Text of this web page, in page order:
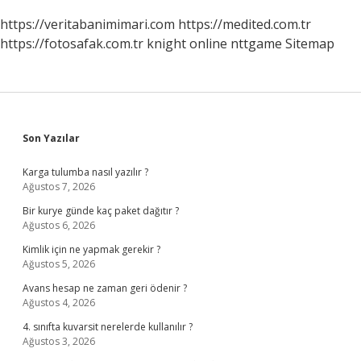
Yağ
Arasındaki
https://veritabanimimari.com https://medited.com.tr
https://fotosafak.com.tr knight online nttgame Sitemap
Sidebar
Son Yazılar
Karga tulumba nasıl yazılır ?
Ağustos 7, 2026
Bir kurye günde kaç paket dağıtır ?
Ağustos 6, 2026
Kimlik için ne yapmak gerekir ?
Ağustos 5, 2026
Avans hesap ne zaman geri ödenir ?
Ağustos 4, 2026
4. sınıfta kuvarsit nerelerde kullanılır ?
Ağustos 3, 2026